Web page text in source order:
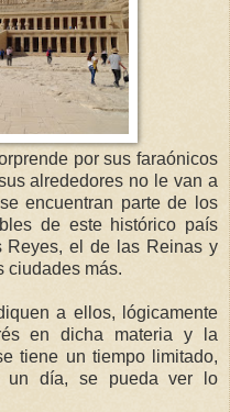
por sus faraónicos
alrededores no le van a
encuentran parte de los
de este histórico país
Reyes, el de las Reinas y
ciudades más.
a ellos, lógicamente
en dicha materia y la
tiene un tiempo limitado,
un día, se pueda ver lo